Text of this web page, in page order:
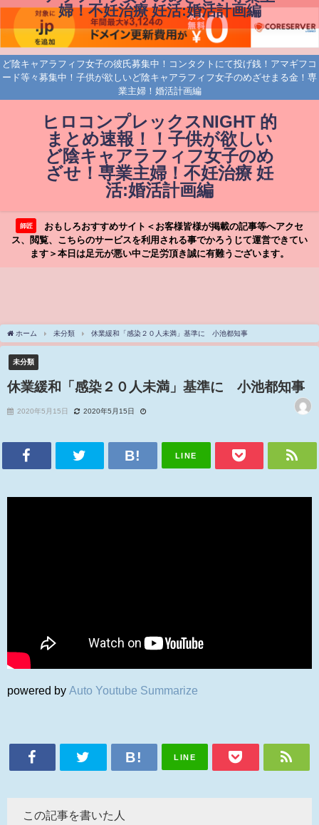
ど陰キャアラフィフ女子の彼氏募集中！コンタクトにて投げ銭！アマギフコ
ード等々募集中！子供が欲しいど陰キャアラフィフ女子のめざせまる金！専
業主婦！婚活計画編
ヒロコンプレックスNIGHT 的
まとめ速報！！子供が欲しい
ど陰キャアラフィフ女子のめ
ざせ！専業主婦！不妊治療 妊
活:婚活計画編
婦！不妊治療 妊活:婚活計画編
師匠
おもしろおすすめサイト＜お客様皆様が掲載の記事等へアクセ
ス、閲覧、こちらのサービスを利用される事でかろうじて運営できてい
ます＞本日は足元が悪い中ご足労頂き誠に有難うございます。
ホーム 未分類 休業緩和「感染２０人未満」基準に 小池都知事
未分類
休業緩和「感染２０人未満」基準に 小池都知事
2020年5月15日 2020年5月15日
LINE
powered by Auto Youtube Summarize
LINE
この記事を書いた人